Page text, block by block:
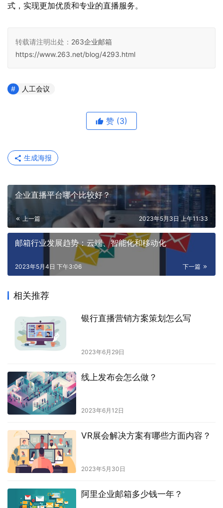
式，实现更加优质和专业的直播服务。
转载请注明出处： 263企业邮箱
https://www.263.net/blog/4293.html
人工会议
赞 (3)
生成海报
企业直播平台哪个比较好？
上一篇 2023年5月3日 上午11:33
邮箱行业发展趋势：云端、智能化和移动化
下一篇
2023年5月4日 下午3:06
相关推荐
银行直播营销方案策划怎么写
2023年6月29日
线上发布会怎么做？
2023年6月12日
VR展会解决方案有哪些方面内容？
2023年5月30日
阿里企业邮箱多少钱一年？